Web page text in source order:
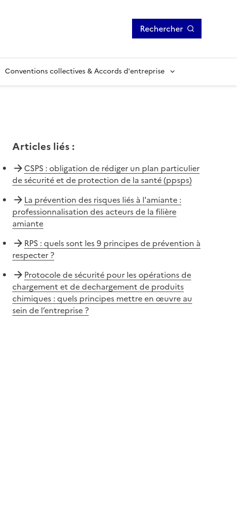
Rechercher
Conventions collectives & Accords d'entreprise
Articles liés:
CSPS : obligation de rédiger un plan particulier
de sécurité et de protection de la santé (ppsps)
La prévention des risques liés à l'amiante :
professionnalisation des acteurs de la filière
amiante
RPS : quels sont les 9 principes de prévention à
respecter ?
Protocole de sécurité pour les opérations de
chargement et de dechargement de produits
chimiques : quels principes mettre en œuvre au
sein de l’entreprise ?